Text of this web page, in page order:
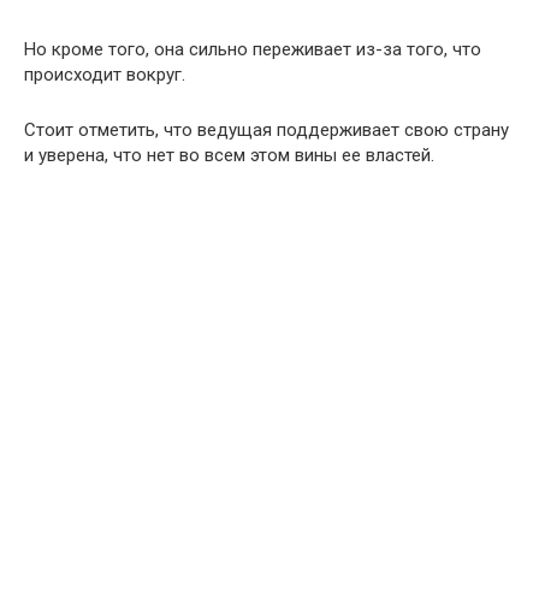
Но кроме того, она сильно переживает из-за того, что
происходит вокруг.
Стоит отметить, что ведущая поддерживает свою страну
и уверена, что нет во всем этом вины ее властей.